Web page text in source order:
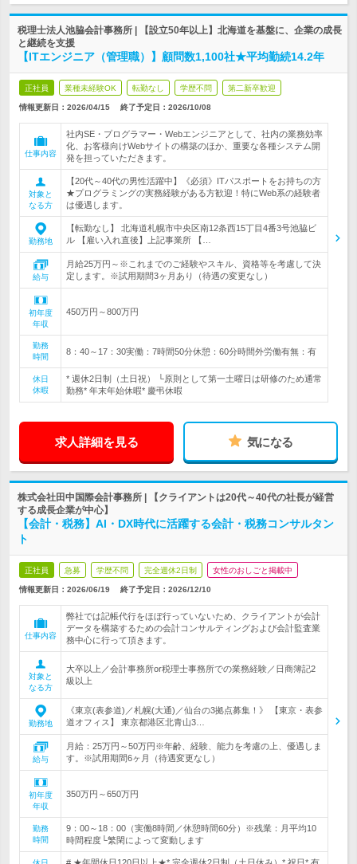
税理士法人池脇会計事務所 | 【設立50年以上】北海道を基盤に、企業の成長
と継続を支援
【ITエンジニア（管理職）】顧問数1,100社★平均勤続14.2年
正社員 業種未経験OK 転勤なし 学歴不問 第二新卒歓迎
情報更新日：2026/04/15 終了予定日： 2026/10/08
仕事内容
社内SE・プログラマー・Webエンジニアとして、社内の業務効率
化、お客様向けWebサイトの構築のほか、重要な各種システム開
発を担っていただきます。
対象と
なる方
【20代～40代の男性活躍中】《必須》ITパスポートをお持ちの方
★プログラミングの実務経験がある方歓迎！特にWeb系の経験者
は優遇します。
勤務地
【転勤なし】 北海道札幌市中央区南12条西15丁目4番3号池脇ビ
ル 【雇い入れ直後】上記事業所 【…
給与
月給25万円～※これまでのご経験やスキル、資格等を考慮して決
定します。※試用期間3ヶ月あり（待遇の変更なし）
初年度
年収
450万円～800万円
勤務
時間
8：40～17：30実働：7時間50分休憩：60分時間外労働有無：有
休日
休暇
* 週休2日制（土日祝） └原則として第一土曜日は研修のため通常
勤務* 年末年始休暇* 慶弔休暇
求人詳細を見る 気になる
株式会社田中国際会計事務所 | 【クライアントは20代～40代の社長が経営
する成長企業が中心】
【会計・税務】AI・DX時代に活躍する会計・税務コンサルタン
ト
正社員 急募 学歴不問 完全週休2日制 女性のおしごと掲載中
情報更新日：2026/06/19 終了予定日： 2026/12/10
仕事内容
弊社では記帳代行をほぼ行っていないため、クライアントが会計
データを構築するための会計コンサルティングおよび会計監査業
務中心に行って頂きます。
対象と
なる方
大卒以上／会計事務所or税理士事務所での業務経験／日商簿記2
級以上
勤務地
《東京(表参道)／札幌(大通)／仙台の3拠点募集！》 【東京・表参
道オフィス】 東京都港区北青山3…
給与
月給：25万円～50万円※年齢、経験、能力を考慮の上、優遇しま
す。※試用期間6ヶ月（待遇変更なし）
初年度
年収
350万円～650万円
勤務
時間
9：00～18：00（実働8時間／休憩時間60分）※残業：月平均10
時間程度└繁閑によって変動します